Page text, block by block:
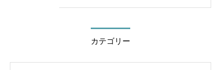
カテゴリー